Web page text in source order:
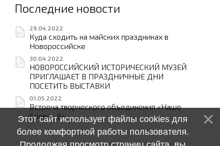
Последние новости
29.04.2022
Куда сходить на майских праздниках в
Новороссийске
30.04.2022
НОВОРОССИЙСКИЙ ИСТОРИЧЕСКИЙ МУЗЕЙ
ПРИГЛАШАЕТ В ПРАЗДНИЧНЫЕ ДНИ
ПОСЕТИТЬ ВЫСТАВКИ
01.05.2022
Встреча творческого объединения «Наше
Слово» 6+
Этот сайт использует файлы cookies для
более комфортной работы пользователя.